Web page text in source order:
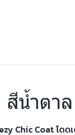
สีน้ำต
Chic Coat โ